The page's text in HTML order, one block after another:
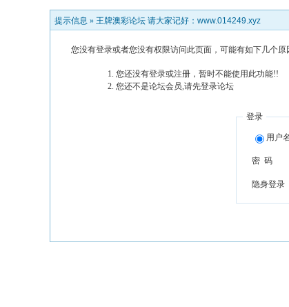
提示信息 » 王牌澳彩论坛 请大家记好：www.014249.xyz
您没有登录或者您没有权限访问此页面，可能有如下几个原
您还没有登录或注册，暂时不能使用此功能!!
您还不是论坛会员,请先登录论坛
登录
用户名
密 码
隐身登录